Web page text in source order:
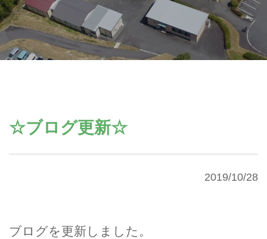
☆ブログ更新☆
2019/10/28
ブログを更新しました。